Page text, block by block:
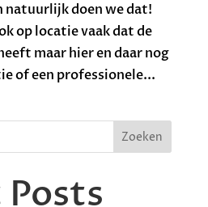
natuurlijk doen we dat!
op locatie vaak dat de
maar hier en daar nog
of een professionele...
Zoeken